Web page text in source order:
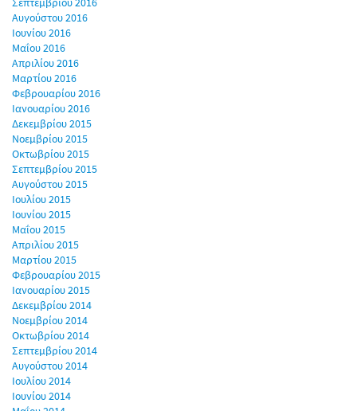
Αυγούστου 2016
Ιουνίου 2016
Μαΐου 2016
Απριλίου 2016
Μαρτίου 2016
Φεβρουαρίου 2016
Ιανουαρίου 2016
Δεκεμβρίου 2015
Νοεμβρίου 2015
Οκτωβρίου 2015
Σεπτεμβρίου 2015
Αυγούστου 2015
Ιουλίου 2015
Ιουνίου 2015
Μαΐου 2015
Απριλίου 2015
Μαρτίου 2015
Φεβρουαρίου 2015
Ιανουαρίου 2015
Δεκεμβρίου 2014
Νοεμβρίου 2014
Οκτωβρίου 2014
Σεπτεμβρίου 2014
Αυγούστου 2014
Ιουλίου 2014
Ιουνίου 2014